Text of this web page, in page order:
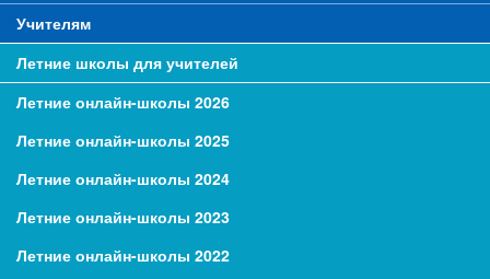
Учителям
Летние школы для учителей
Летние онлайн-школы 2026
Летние онлайн-школы 2025
Летние онлайн-школы 2024
Летние онлайн-школы 2023
Летние онлайн-школы 2022